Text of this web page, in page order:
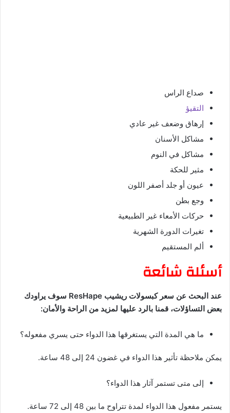
صداع الراس
التقيؤ
إرهاق وضعف غير عادي
مشاكل الأسنان
مشاكل في النوم
مثير للحكة
عيون أو جلد أصفر اللون
وجع بطن
حركات الأمعاء غير الطبيعية
تغيرات الدورة الشهرية
ألم المستقيم
أسئلة شائعة
عند البحث عن سعر كبسولات ريشيب ResHape سوف يراودك
بعض التساؤلات، قمنا بالرد عليها لمزيد من الراحة والأمان:
ما هي المدة التي يستغرقها هذا الدواء حتى يسري مفعوله؟
يمكن ملاحظة تأثير هذا الدواء في غضون 24 إلى 48 ساعة.
إلى متى تستمر آثار هذا الدواء؟
يستمر مفعول هذا الدواء لمدة تتراوح ما بين 48 إلى 72 ساعة.